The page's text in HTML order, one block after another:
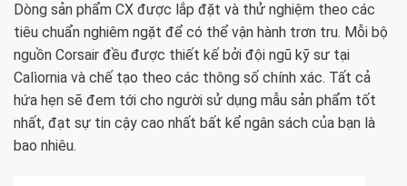
Dòng sản phẩm CX được lắp đặt và thử nghiệm theo các
tiêu chuẩn nghiêm ngặt để có thể vận hành trơn tru. Mỗi bộ
nguồn Corsair đều được thiết kế bởi đội ngũ kỹ sư tại
Calìornia và chế tạo theo các thông số chính xác. Tất cả
hứa hẹn sẽ đem tới cho người sử dụng mẫu sản phẩm tốt
nhất, đạt sự tin cậy cao nhất bất kể ngân sách của bạn là
bao nhiêu.